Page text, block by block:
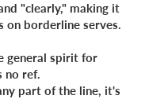
"clearly," making it
on borderline serves.
general spirit for
no ref.
part of the line, it's